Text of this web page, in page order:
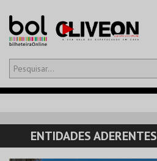
Olá,iniciar sessão
CARRINHO
EVENTOS
ENTIDADES ADERENTES